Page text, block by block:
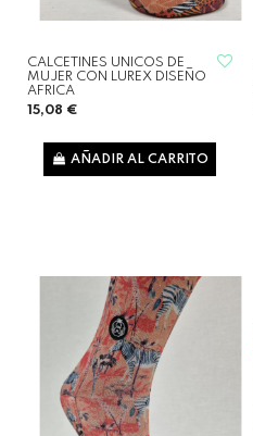
CALCETINES UNICOS DE
MUJER CON LUREX DISEÑO
AFRICA
15,08 €
AÑADIR AL CARRITO